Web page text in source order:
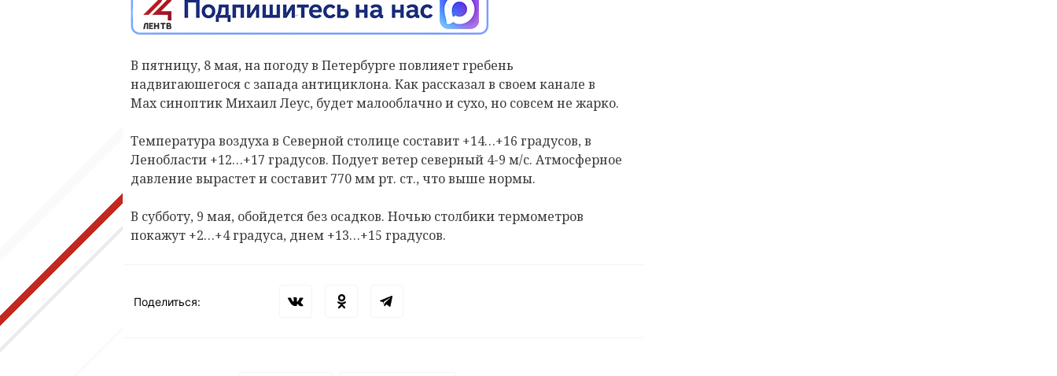
В пятницу, 8 мая, на погоду в Петербурге повлияет гребень
надвигаюшегося с запада антициклона. Как рассказал в своем канале в
Max синоптик Михаил Леус, будет малооблачно и сухо, но совсем не жарко.
Температура воздуха в Северной столице составит +14…+16 градусов, в
Ленобласти +12…+17 градусов. Подует ветер северный 4-9 м/с. Атмосферное
давление вырастет и составит 770 мм рт. ст., что выше нормы.
В субботу, 9 мая, обойдется без осадков. Ночью столбики термометров
покажут +2…+4 градуса, днем +13…+15 градусов.
Поделиться: